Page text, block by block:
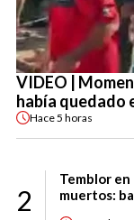
VIDEO |
había quedado
Hace5 horas
2
Temblor en
muertos: